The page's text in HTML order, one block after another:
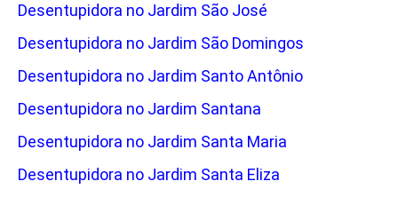
Desentupidora no Jardim São José
Desentupidora no Jardim São Domingos
Desentupidora no Jardim Santo Antônio
Desentupidora no Jardim Santana
Desentupidora no Jardim Santa Maria
Desentupidora no Jardim Santa Eliza